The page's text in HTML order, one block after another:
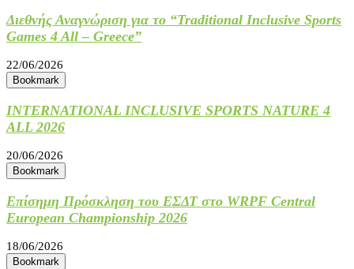
Διεθνής Αναγνώριση για το “Traditional Inclusive Sports
Games 4 All – Greece”
22/06/2026
Bookmark
INTERNATIONAL INCLUSIVE SPORTS NATURE 4
ALL 2026
20/06/2026
Bookmark
Επίσημη Πρόσκληση του ΕΣΔΤ στο WRPF Central
European Championship 2026
18/06/2026
Bookmark